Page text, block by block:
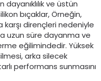
ve üstün
bıçaklar, Örneğin,
karşı dirençleri nedeniyle
uzun süre dayanma ve
eğilimindedir. Yüksek
arka silecek
performans sunmasını